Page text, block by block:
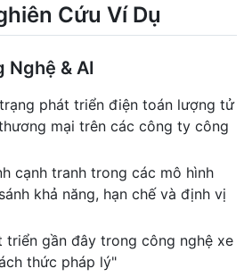
Cứu Ví Dụ
Nghệ & AI
phát triển điện toán lượng tử
mại trên các công ty công
cạnh tranh trong các mô hình
khả năng, hạn chế và định vị
triển gần đây trong công nghệ xe
thức pháp lý"